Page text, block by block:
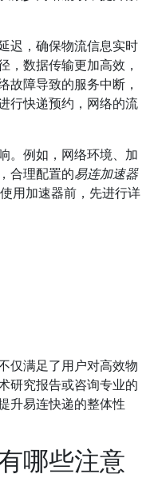
迟，确保物流信息实时
，数据传输更加高效，
故障导致的服务中断，
行快递预约，网络的流
。例如，网络环境、加
合理配置的易连加速器
用加速器前，先进行详
仅满足了用户对高效物
研究报告或咨询专业的
升易连快递的整体性
哪些注意